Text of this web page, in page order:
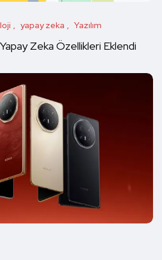
yapay zeka Yazılım
Zeka Özellikleri Eklendi